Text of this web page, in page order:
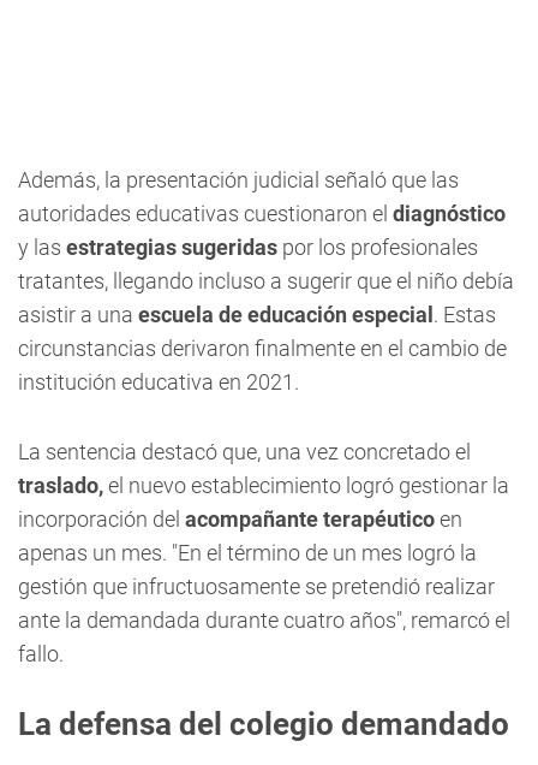
Además, la presentación judicial señaló que las
autoridades educativas cuestionaron el diagnóstico
y las estrategias sugeridas por los profesionales
tratantes, llegando incluso a sugerir que el niño debía
asistir a una escuela de educación especial . Estas
circunstancias derivaron finalmente en el cambio de
institución educativa en 2021.
La sentencia destacó que, una vez concretado el
traslado,el nuevo establecimiento logró gestionar la
incorporación del acompañante terapéuticoen
apenas un mes. "En el término de un mes logró la
gestión que infructuosamente se pretendió realizar
ante la demandada durante cuatro años", remarcó el
fallo.
La defensa del colegio demandado